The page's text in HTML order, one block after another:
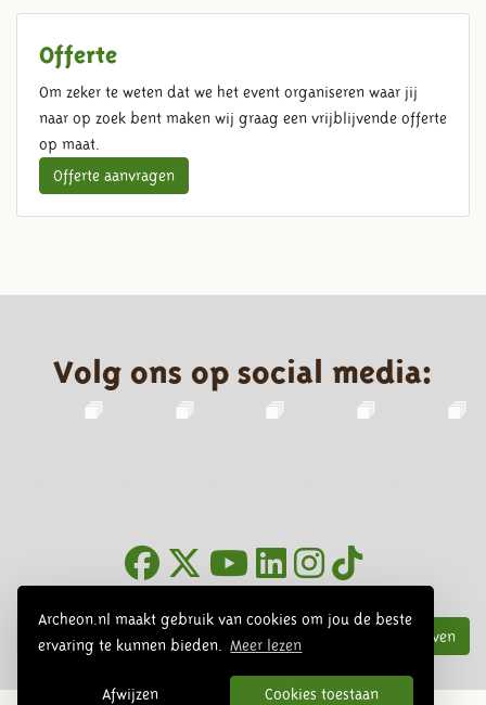
Archeon.nl maakt gebruik van cookies om jou de beste
ervaring te kunnen bieden.
Meer lezen
Afwijzen Cookies toestaan
Offerte
Om zeker te weten dat we het event organiseren waar jij
naar op zoek bent maken wij graag een vrijblijvende offerte
op maat.
Offerte aanvragen
Volg ons op social media:
Inschrijven